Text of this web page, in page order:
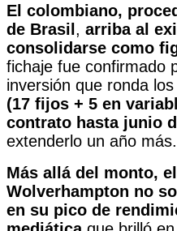
El colombiano,
de Brasil , arriba al
consolidarse como
fichaje fue confirmado
inversión que ronda los
(17 fijos + 5 en
contrato hasta junio
extenderlo un año más.
Más allá del monto,
Wolverhampton no
en su pico de